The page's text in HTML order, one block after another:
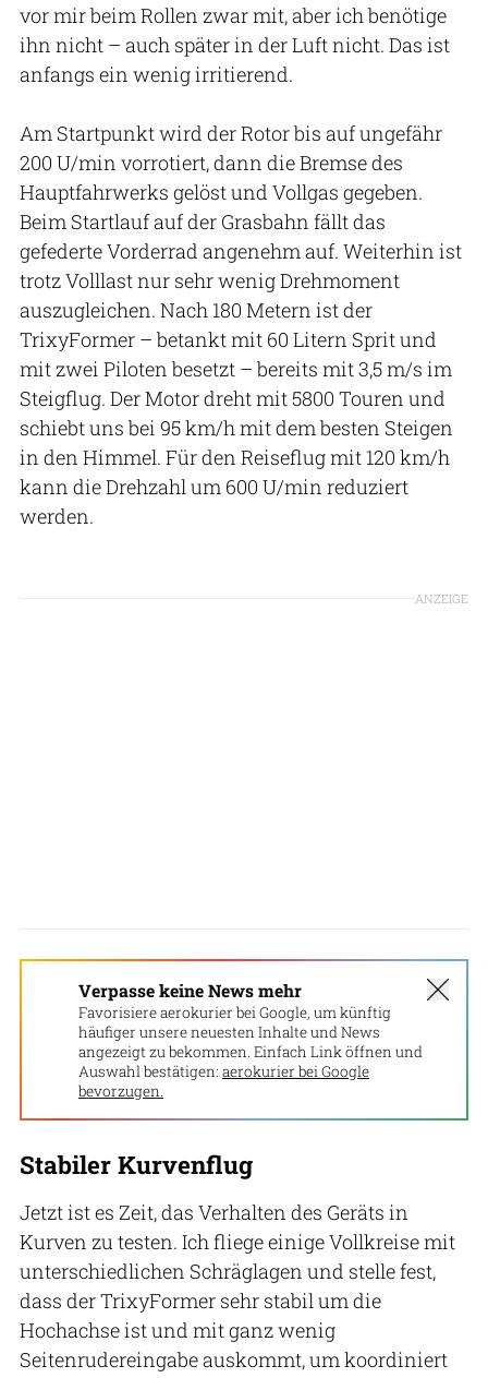
vor mir beim Rollen zwar mit, aber ich benötige
ihn nicht – auch später in der Luft nicht. Das ist
anfangs ein wenig irritierend.
Am Startpunkt wird der Rotor bis auf ungefähr
200 U/min vorrotiert, dann die Bremse des
Hauptfahrwerks gelöst und Vollgas gegeben.
Beim Startlauf auf der Grasbahn fällt das
gefederte Vorderrad angenehm auf. Weiterhin ist
trotz Volllast nur sehr wenig Drehmoment
auszugleichen. Nach 180 Metern ist der
TrixyFormer – betankt mit 60 Litern Sprit und
mit zwei Piloten besetzt – bereits mit 3,5 m/s im
Steigflug. Der Motor dreht mit 5800 Touren und
schiebt uns bei 95 km/h mit dem besten Steigen
in den Himmel. Für den Reiseflug mit 120 km/h
kann die Drehzahl um 600 U/min reduziert
werden.
ANZEIGE
Verpasse keine News mehr
Favorisiere aerokurier bei Google, um künftig
häufiger unsere neuesten Inhalte und News
angezeigt zu bekommen. Einfach Link öffnen und
Auswahl bestätigen: aerokurier bei Google
bevorzugen.
Stabiler Kurvenflug
Jetzt ist es Zeit, das Verhalten des Geräts in
Kurven zu testen. Ich fliege einige Vollkreise mit
unterschiedlichen Schräglagen und stelle fest,
dass der TrixyFormer sehr stabil um die
Hochachse ist und mit ganz wenig
Seitenrudereingabe auskommt, um koordiniert